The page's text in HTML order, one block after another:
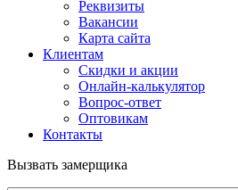
Реквизиты
Вакансии
Карта сайта
Клиентам
Скидки и акции
Онлайн-калькулятор
Вопрос-ответ
Оптовикам
Контакты
Вызвать замерщика